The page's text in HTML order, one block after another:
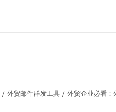
/ 外贸邮件群发工具 / 外贸企业必看：